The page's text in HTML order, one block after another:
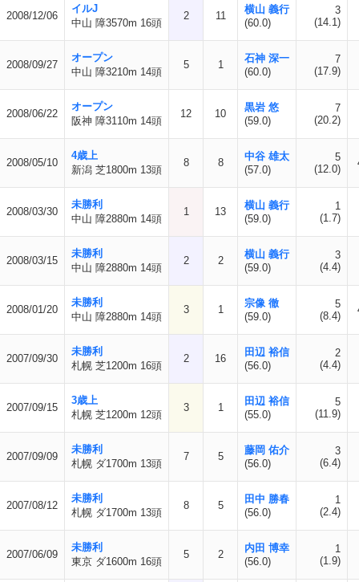
2008/12/06
イルJ
中山 障3570m 16頭
2 11
横山 義行
(60.0)
3
(14.1)
2008/09/27
オープン
中山 障3210m 14頭
5 1
石神 深一
(60.0)
7
(17.9)
2008/06/22
オープン
阪神 障3110m 14頭
12 10
黒岩 悠
(59.0)
7
(20.2)
2008/05/10
4歳上
新潟 芝1800m 13頭
8 8
中谷 雄太
(57.0)
5
(12.0)
2008/03/30
未勝利
中山 障2880m 14頭
1 13
横山 義行
(59.0)
1
(1.7)
2008/03/15
未勝利
中山 障2880m 14頭
2 2
横山 義行
(59.0)
3
(4.4)
2008/01/20
未勝利
中山 障2880m 14頭
3 1
宗像 徹
(59.0)
5
(8.4)
2007/09/30
未勝利
札幌 芝1200m 16頭
2 16
田辺 裕信
(56.0)
2
(4.4)
2007/09/15
3歳上
札幌 芝1200m 12頭
3 1
田辺 裕信
(55.0)
5
(11.9)
2007/09/09
未勝利
札幌 ダ1700m 13頭
7 5
藤岡 佑介
(56.0)
3
(6.4)
2007/08/12
未勝利
札幌 ダ1700m 13頭
8 5
田中 勝春
(56.0)
1
(2.4)
2007/06/09
未勝利
東京 ダ1600m 16頭
5 2
内田 博幸
(56.0)
1
(1.9)